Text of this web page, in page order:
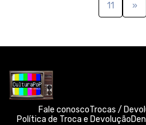
11 »
Fale conoscoTrocas /
Política de Troca e Devolução